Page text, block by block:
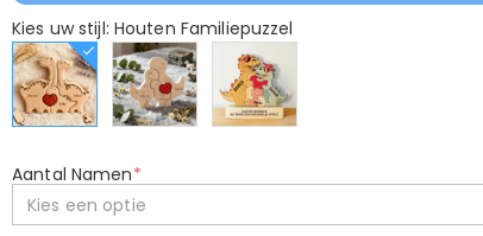
Kies uw stijl: Houten Familiepuzzel
Aantal Namen*
Kies een optie